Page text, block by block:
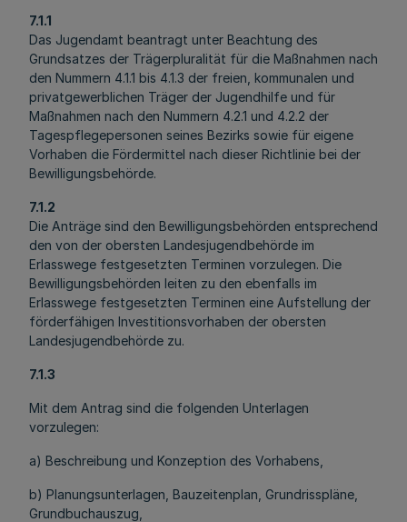
7.1.1
Das Jugendamt beantragt unter Beachtung des
Grundsatzes der Trägerpluralität für die Maßnahmen nach
den Nummern 4.1.1 bis 4.1.3 der freien, kommunalen und
privatgewerblichen Träger der Jugendhilfe und für
Maßnahmen nach den Nummern 4.2.1 und 4.2.2 der
Tagespflegepersonen seines Bezirks sowie für eigene
Vorhaben die Fördermittel nach dieser Richtlinie bei der
Bewilligungsbehörde.
7.1.2
Die Anträge sind den Bewilligungsbehörden entsprechend
den von der obersten Landesjugendbehörde im
Erlasswege festgesetzten Terminen vorzulegen. Die
Bewilligungsbehörden leiten zu den ebenfalls im
Erlasswege festgesetzten Terminen eine Aufstellung der
förderfähigen Investitionsvorhaben der obersten
Landesjugendbehörde zu.
7.1.3
Mit dem Antrag sind die folgenden Unterlagen
vorzulegen:
a) Beschreibung und Konzeption des Vorhabens,
b) Planungsunterlagen, Bauzeitenplan, Grundrisspläne,
Grundbuchauszug,